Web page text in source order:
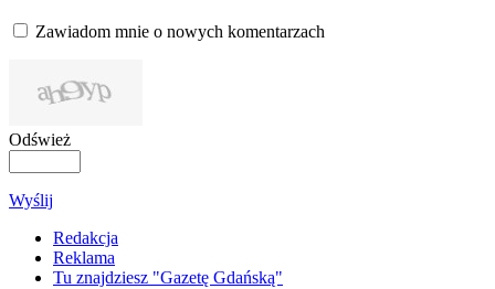
Zawiadom mnie o nowych komentarzach
Odśwież
Wyślij
Redakcja
Reklama
Tu znajdziesz "Gazetę Gdańską"